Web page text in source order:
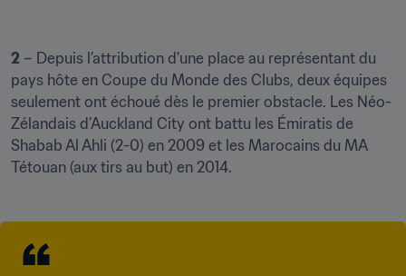
2 – Depuis l’attribution d'une place au représentant du
pays hôte en Coupe du Monde des Clubs, deux équipes
seulement ont échoué dès le premier obstacle. Les Néo-
Zélandais d’Auckland City ont battu les Émiratis de
Shabab Al Ahli (2-0) en 2009 et les Marocains du MA
Tétouan (aux tirs au but) en 2014.